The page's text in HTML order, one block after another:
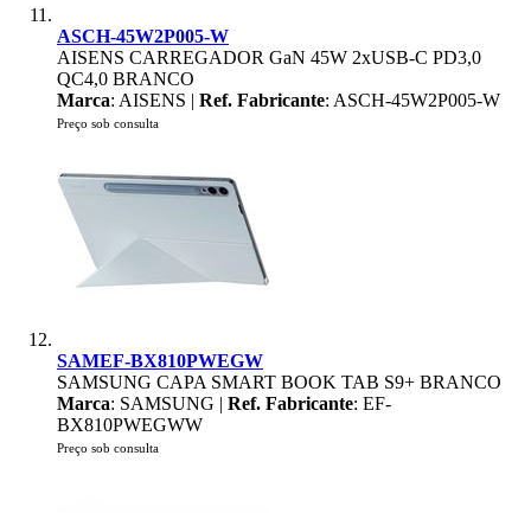
ASCH-45W2P005-W
AISENS CARREGADOR GaN 45W 2xUSB-C PD3,0
QC4,0 BRANCO
Marca: AISENS | Ref. Fabricante: ASCH-45W2P005-W
Preço sob consulta
SAMEF-BX810PWEGW
SAMSUNG CAPA SMART BOOK TAB S9+ BRANCO
Marca: SAMSUNG | Ref. Fabricante: EF-
BX810PWEGWW
Preço sob consulta